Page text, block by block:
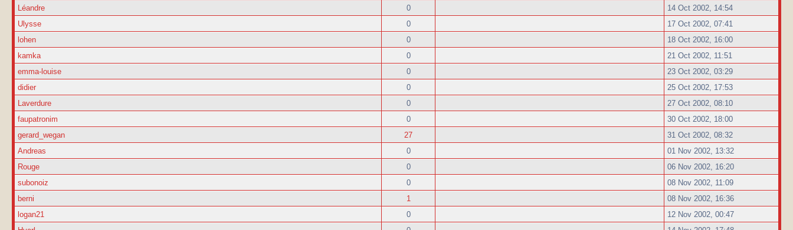
Léandre
0
14 Oct 2002, 14:54
Ulysse
0
17 Oct 2002, 07:41
lohen
0
18 Oct 2002, 16:00
kamka
0
21 Oct 2002, 11:51
emma-louise
0
23 Oct 2002, 03:29
didier
0
25 Oct 2002, 17:53
Laverdure
0
27 Oct 2002, 08:10
faupatronim
0
30 Oct 2002, 18:00
gerard_wegan
27
31 Oct 2002, 08:32
Andreas
0
01 Nov 2002, 13:32
Rouge
0
06 Nov 2002, 16:20
subonoiz
0
08 Nov 2002, 11:09
berni
1
08 Nov 2002, 16:36
logan21
0
12 Nov 2002, 00:47